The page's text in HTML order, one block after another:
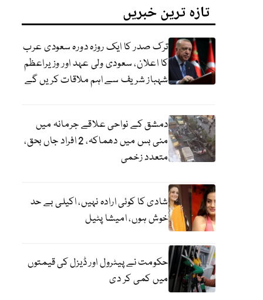
تازہ ترین خبریں
ترک صدر کا ایک روزہ دورہ سعودی عرب
کا اعلان، سعودی ولی عہد اور وزیراعظم
شہباز شریف سے اہم ملاقات کریں گے
دمشق کے نواحی علاقے جرمانہ میں
منی بس میں دھماکہ، 2 افراد جاں بحق،
متعدد زخمی
شادی کا کوئی ارادہ نہیں، اکیلی بے حد
خوش ہوں، امیشا پٹیل
حکومت نے پیٹرول اور ڈیزل کی قیمتوں
میں کمی کر دی